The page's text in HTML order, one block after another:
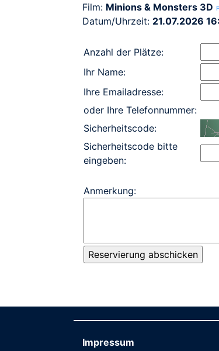
Film: Minions & Monsters 3D
Datum/Uhrzeit: 21.07.2026
Anzahl der Plätze:
Ihr Name:
Ihre Emailadresse:
oder Ihre Telefonnummer:
Sicherheitscode:
Sicherheitscode bitte
eingeben:
Anmerkung:
Impressum